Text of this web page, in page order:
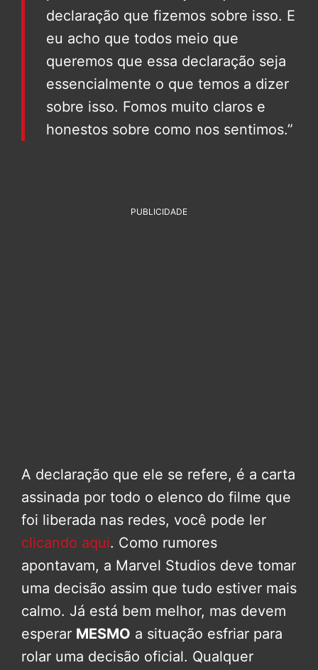
declaração que fizemos sobre isso. E
eu acho que todos meio que
queremos que essa declaração seja
essencialmente o que temos a dizer
sobre isso. Fomos muito claros e
honestos sobre como nos sentimos.”
PUBLICIDADE
A declaração que ele se refere, é a carta
assinada por todo o elenco do filme que
foi liberada nas redes, você pode ler
clicando aqui. Como rumores
apontavam, a Marvel Studios deve tomar
uma decisão assim que tudo estiver mais
calmo. Já está bem melhor, mas devem
esperar MESMO a situação esfriar para
rolar uma decisão oficial. Qualquer